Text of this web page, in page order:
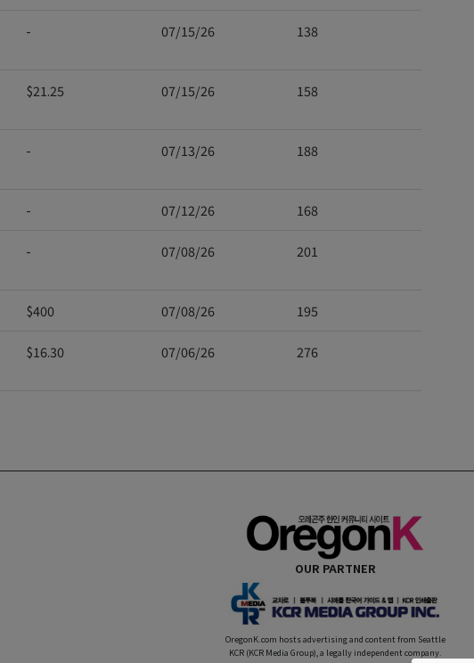
- 07/15/26 138
$21.25 07/15/26 158
- 07/13/26 188
- 07/12/26 168
- 07/08/26 201
$400 07/08/26 195
$16.30 07/06/26 276
OUR PARTNER
OregonK.com hosts advertising and content from Seattle
KCR (KCR Media Group), a legally independent company.